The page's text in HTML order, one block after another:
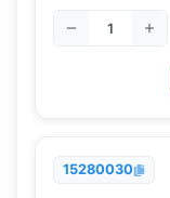
15280030